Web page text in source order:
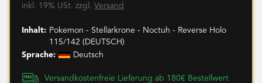
inkl. 19% USt. zzgl. Versand
Inhalt: Pokemon - Stellarkrone - Noctuh - Reverse Holo
115/142 (DEUTSCH)
Sprache:
Deutsch
Versandkostenfreie Lieferung ab 180€ Bestellwert